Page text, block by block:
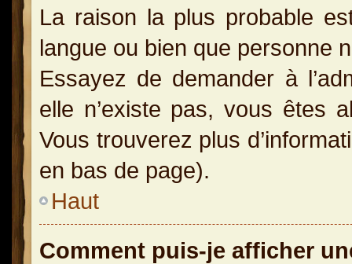
La raison la plus probable
langue ou bien que personne
Essayez de demander à
elle n’existe pas, vous êtes
Vous trouverez plus
en bas de page).
Haut
Comment puis-je afficher